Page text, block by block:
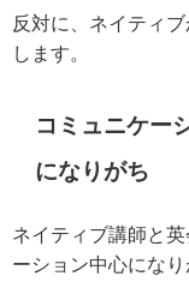
反対に、ネイティ
します。
コミュニケー
になりがち
ネイティブ講師と
ーション中心にな